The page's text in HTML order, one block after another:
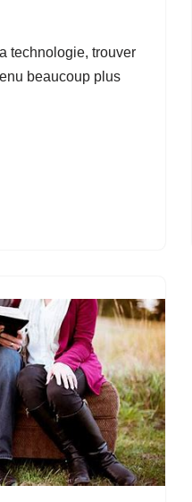
technologie, trouver
beaucoup plus